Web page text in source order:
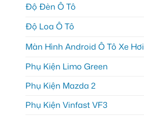
Độ Đèn Ô Tô
Độ Loa Ô Tô
Màn Hình Android Ô Tô Xe Hơi
Phụ Kiện Limo Green
Phụ Kiện Mazda 2
Phụ Kiện Vinfast VF3